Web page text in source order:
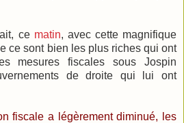
ce matin, avec cette magnifique
ce sont bien les plus riches qui ont
mesures fiscales sous Jospin
de droite qui lui ont
fiscale a légèrement diminué, les